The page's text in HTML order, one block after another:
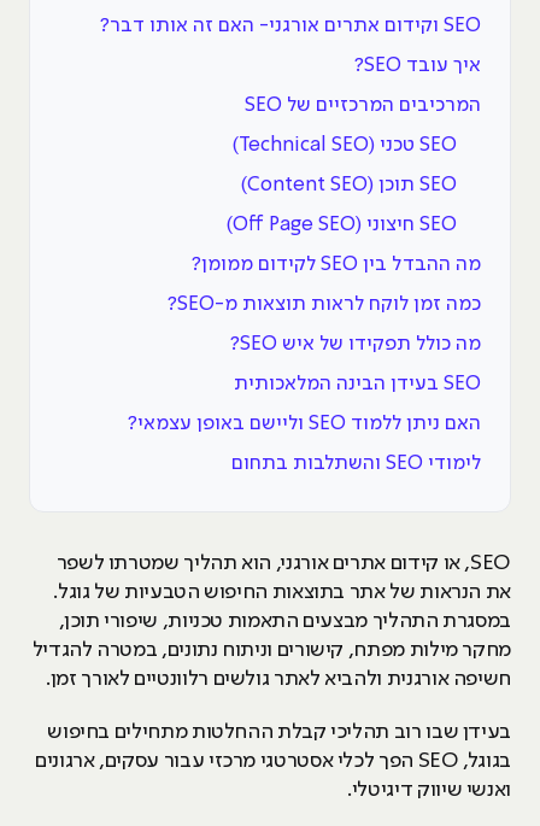
SEO וקידום אתרים אורגני- האם זה אותו דבר?
איך עובד SEO?
המרכיבים המרכזיים של SEO
SEO טכני (Technical SEO)
SEO תוכן (Content SEO)
SEO חיצוני (Off Page SEO)
מה ההבדל בין SEO לקידום ממומן?
כמה זמן לוקח לראות תוצאות מ-SEO?
מה כולל תפקידו של איש SEO?
SEO בעידן הבינה המלאכותית
האם ניתן ללמוד SEO וליישם באופן עצמאי?
לימודי SEO והשתלבות בתחום
SEO, או קידום אתרים אורגני, הוא תהליך שמטרתו לשפר
את הנראות של אתר בתוצאות החיפוש הטבעיות של גוגל.
במסגרת התהליך מבצעים התאמות טכניות, שיפורי תוכן,
מחקר מילות מפתח, קישורים וניתוח נתונים, במטרה להגדיל
חשיפה אורגנית ולהביא לאתר גולשים רלוונטיים לאורך זמן.
בעידן שבו רוב תהליכי קבלת ההחלטות מתחילים בחיפוש
בגוגל, SEO הפך לכלי אסטרטגי מרכזי עבור עסקים, ארגונים
ואנשי שיווק דיגיטלי.